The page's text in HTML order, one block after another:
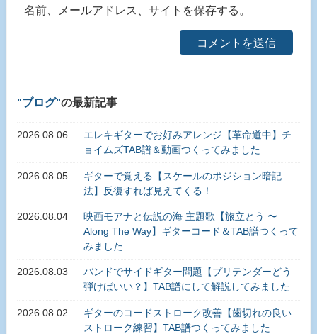
名前、メールアドレス、サイトを保存する。
ブログ の最新記事
2026.08.06
エレキギターでお好みアレンジ【革命道中】チ
ョイムズTAB譜＆動画つくってみました
2026.08.05
ギターで覚える【スケールのポジション暗記
法】反復すれば見えてくる！
2026.08.04
映画モアナと伝説の海 主題歌【旅立とう 〜
Along The Way】ギターコード＆TAB譜つくって
みました
2026.08.03
バンドでサイドギター問題【プリテンダーどう
弾けばいい？】TAB譜にして解説してみました
2026.08.02
ギターのコードストローク改善【歯切れの良い
ストローク練習】TAB譜つくってみました